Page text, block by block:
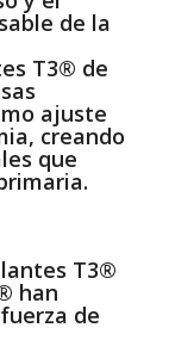
de la
T3® de
ajuste
creando
que
T3®
han
de